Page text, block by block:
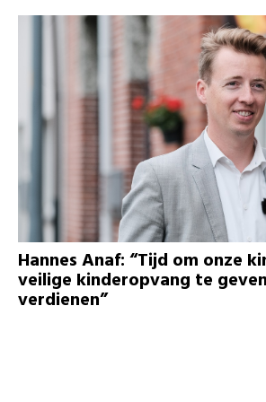
Hannes Anaf: “Tijd om onze
veilige kinderopvang te
verdienen”